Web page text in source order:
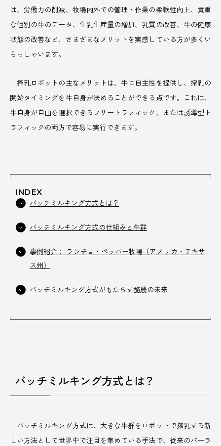
株式会社デーリィジャパン社は、酪農総合情報誌『Dairy
Japan』をはじめとする酪農家のための出版会社。
酪農がますます面白くなり、酪農場がどんどん魅力的になってい
所在地
広告掲載について
プライバシーポリシー
運営会社
は、労働力の削減、牧場内外での管理・作業の柔軟性向上、貴重
な個別の牛のデータ、生乳生産量の増加、乳質の改善、牛の健康
状態の改善など、さまざまなメリットを実感している方が多くい
らっしゃいます。
搾乳ロボットの主なメリットは、牛に自主性を提供し、搾乳の
開始タイミングを牛自身が決めることができる点です。これは、
牛自身が自由を選択できるフリートラフィック、または誘導型ト
ラフィックの両方で容易に実行できます。
INDEX
バッチミルキング方式とは？
バッチミルキング方式の仕組みと牛群
事例紹介： ランチョ・ペッパー牧場（アメリカ・テキサ
ス州）
バッチミルキング方式がもたらす酪農の未来
バッチミルキング方式とは？
バッチミルキング方式は、大きな牛群をロボットで搾乳する新
しい方法として世界中で注目を集めている手法で、従来のパーラ